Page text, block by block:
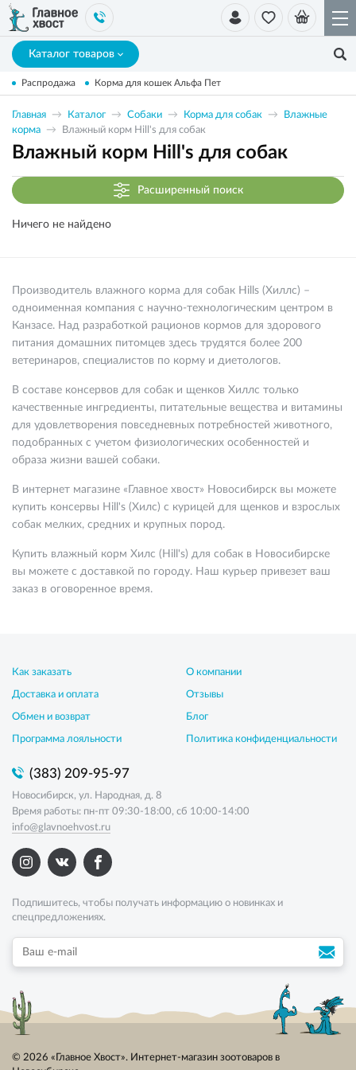
Каталог товаров
Распродажа Корма для кошек Альфа Пет
Главная Каталог Собаки Корма для собак
Влажные
корма
Влажный корм Hill's для собак
Влажный корм Hill's для собак
Расширенный поиск
Ничего не найдено
Производитель влажного корма для собак Hills (Хиллс) –
одноименная компания с научно-технологическим центром в
Канзасе. Над разработкой рационов кормов для здорового
питания домашних питомцев здесь трудятся более 200
ветеринаров, специалистов по корму и диетологов.
В составе консервов для собак и щенков Хиллс только
качественные ингредиенты, питательные вещества и витамины
для удовлетворения повседневных потребностей животного,
подобранных с учетом физиологических особенностей и
образа жизни вашей собаки.
В интернет магазине «Главное хвост» Новосибирск вы можете
купить консервы Hill's (Хилс) с курицей для щенков и взрослых
собак мелких, средних и крупных пород.
Купить влажный корм Хилс (Hill's) для собак в Новосибирске
вы можете с доставкой по городу. Наш курьер привезет ваш
заказ в оговоренное время.
Как заказать
Доставка и оплата
Обмен и возврат
Программа лояльности
О компании
Отзывы
Блог
Политика конфиденциальности
(383) 209-95-97
Новосибирск, ул. Народная, д. 8
Время работы: пн-пт 09:30-18:00, сб 10:00-14:00
info@glavnoehvost.ru
Подпишитесь, чтобы получать информацию о новинках и
спецпредложениях.
© 2026 «Главное Хвост». Интернет-магазин зоотоваров в